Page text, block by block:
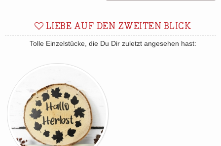
LIEBE AUF DEN ZWEITEN BLICK
Tolle Einzelstücke, die Du Dir zuletzt angesehen hast: